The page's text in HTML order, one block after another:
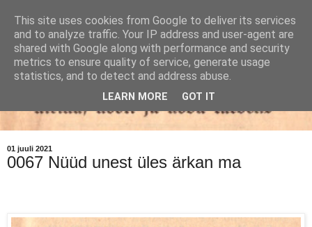
01 juuli 2021
0067 Nüüd unest üles ärkan ma
This site uses cookies from Google to deliver its services
and to analyze traffic. Your IP address and user-agent are
shared with Google along with performance and security
metrics to ensure quality of service, generate usage
statistics, and to detect and address abuse.
LEARN MORE GOT IT